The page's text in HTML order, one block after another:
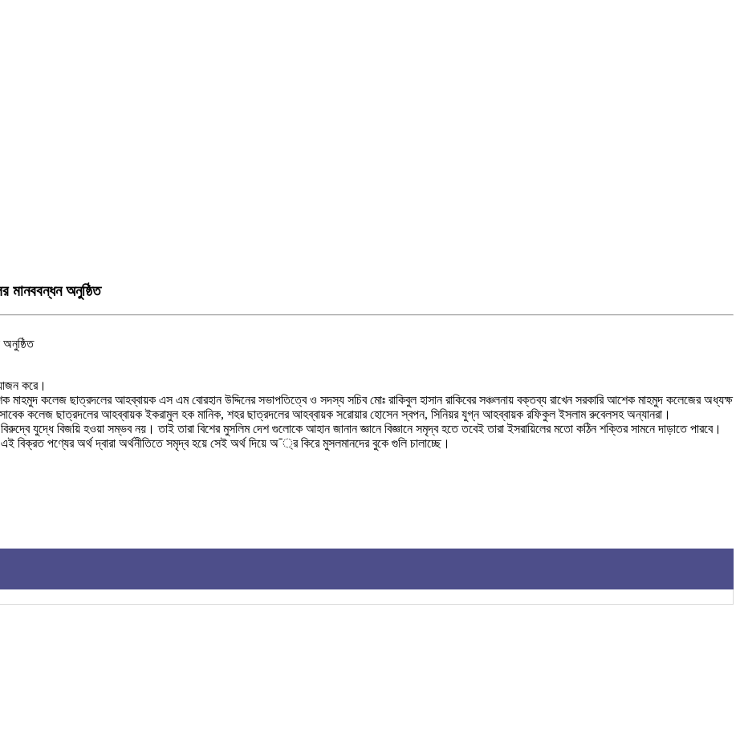
মানববন্ধন অনুষ্ঠিত
করে।
কলেজ ছাত্রদলের আহব্বায়ক এস এম বোরহান উদ্দিনের সভাপতিত্বে ও সদস্য সচিব মোঃ রাকিবুল হাসান রাকিবের সঞ্চলনায় বক্তব্য রাখেন সরকারি আশেক মাহমুদ কলেজের অধ্যক্ষ
কলেজ ছাত্রদলের আহব্বায়ক ইকরামুল হক মানিক, শহর ছাত্রদলের আহব্বায়ক সরোয়ার হোসেন স্বপন, সিনিয়র যুগ্ন আহব্বায়ক রফিকুল ইসলাম রুবেলসহ অন্যানরা।
যুদ্ধে বিজয়ি হওয়া সম্ভব নয়। তাই তারা বিশের মুসলিম দেশ গুলোকে আহান জানান জ্ঞানে বিজ্ঞানে সমৃদ্ব হতে তবেই তারা ইসরায়িলের মতো কঠিন শক্তির সামনে দাড়াতে পারবে।
পণ্যের অর্থ দ্বারা অর্থনীতিতে সমৃদ্ব হয়ে সেই অর্থ দিয়ে অ¯্র কিরে মুসলমানদের বুকে গুলি চালাচ্ছে।